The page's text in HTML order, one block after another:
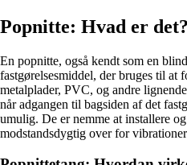
Popnitte: Hvad er det?
En popnitte, også kendt som en
fastgørelsesmiddel, der bruges til at
metalplader, PVC, og andre
når adgangen til bagsiden af det
umulig. De er nemme at installere
modstandsdygtig over for